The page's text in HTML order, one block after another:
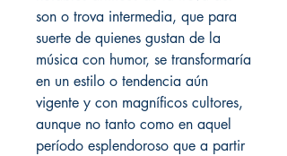
son o trova intermedia, que para
suerte de quienes gustan de la
música con humor, se transformaría
en un estilo o tendencia aún
vigente y con magníficos cultores,
aunque no tanto como en aquel
período esplendoroso que a partir